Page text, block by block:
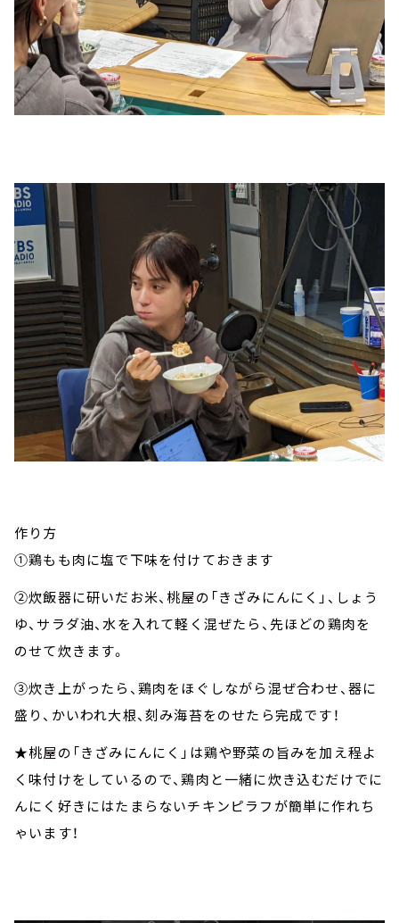
作り方
①鶏もも肉に塩で下味を付けておきます
②炊飯器に研いだお米、桃屋の「きざみにんにく」、しょう
ゆ、サラダ油、水を入れて軽く混ぜたら、先ほどの鶏肉を
のせて炊きます。
③炊き上がったら、鶏肉をほぐしながら混ぜ合わせ、器に
盛り、かいわれ大根、刻み海苔をのせたら完成です！
★桃屋の「きざみにんにく」は鶏や野菜の旨みを加え程よ
く味付けをしているので、鶏肉と一緒に炊き込むだけでに
んにく好きにはたまらないチキンピラフが簡単に作れち
ゃいます！